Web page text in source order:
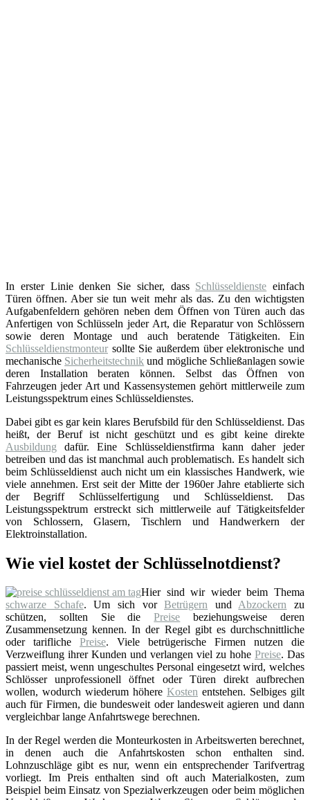
In erster Linie denken Sie sicher, dass Schlüsseldienste einfach
Türen öffnen. Aber sie tun weit mehr als das. Zu den wichtigsten
Aufgabenfeldern gehören neben dem Öffnen von Türen auch das
Anfertigen von Schlüsseln jeder Art, die Reparatur von Schlössern
sowie deren Montage und auch beratende Tätigkeiten. Ein
Schlüsseldienstmonteur sollte Sie außerdem über elektronische und
mechanische Sicherheitstechnik und mögliche Schließanlagen sowie
deren Installation beraten können. Selbst das Öffnen von
Fahrzeugen jeder Art und Kassensystemen gehört mittlerweile zum
Leistungsspektrum eines Schlüsseldienstes.
Dabei gibt es gar kein klares Berufsbild für den Schlüsseldienst. Das
heißt, der Beruf ist nicht geschützt und es gibt keine direkte
Ausbildung dafür. Eine Schlüsseldienstfirma kann daher jeder
betreiben und das ist manchmal auch problematisch. Es handelt sich
beim Schlüsseldienst auch nicht um ein klassisches Handwerk, wie
viele annehmen. Erst seit der Mitte der 1960er Jahre etablierte sich
der Begriff Schlüsselfertigung und Schlüsseldienst. Das
Leistungsspektrum erstreckt sich mittlerweile auf Tätigkeitsfelder
von Schlossern, Glasern, Tischlern und Handwerkern der
Elektroinstallation.
Wie viel kostet der Schlüsselnotdienst?
Hier sind wir wieder beim Thema
schwarze Schafe. Um sich vorBetrügern undAbzockern zu
schützen, sollten Sie diePreise beziehungsweise deren
Zusammensetzung kennen. In der Regel gibt es durchschnittliche
oder tarifliche Preise. Viele betrügerische Firmen nutzen die
Verzweiflung ihrer Kunden und verlangen viel zu hohe Preise. Das
passiert meist, wenn ungeschultes Personal eingesetzt wird, welches
Schlösser unprofessionell öffnet oder Türen direkt aufbrechen
wollen, wodurch wiederum höhere Kosten entstehen. Selbiges gilt
auch für Firmen, die bundesweit oder landesweit agieren und dann
vergleichbar lange Anfahrtswege berechnen.
In der Regel werden die Monteurkosten in Arbeitswerten berechnet,
in denen auch die Anfahrtskosten schon enthalten sind.
Lohnzuschläge gibt es nur, wenn ein entsprechender Tarifvertrag
vorliegt. Im Preis enthalten sind oft auch Materialkosten, zum
Beispiel beim Einsatz von Spezialwerkzeugen oder beim möglichen